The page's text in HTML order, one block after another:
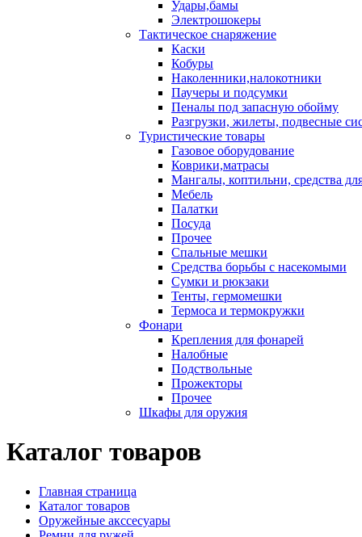
Удары,бамы
Электрошокеры
Тактическое снаряжение
Каски
Кобуры
Наколенники,налокотники
Паучеры и подсумки
Пеналы под запасную обойму
Разгрузки, жилеты, подвесные
Туристические товары
Газовое оборудование
Коврики,матрасы
Мангалы, коптильни, средства
Мебель
Палатки
Посуда
Прочее
Спальные мешки
Средства борьбы с насекомыми
Сумки и рюкзаки
Тенты, гермомешки
Термоса и термокружки
Фонари
Крепления для фонарей
Налобные
Подствольные
Прожекторы
Прочее
Шкафы для оружия
Каталог товаров
Главная страница
Каталог товаров
Оружейные акссесуары